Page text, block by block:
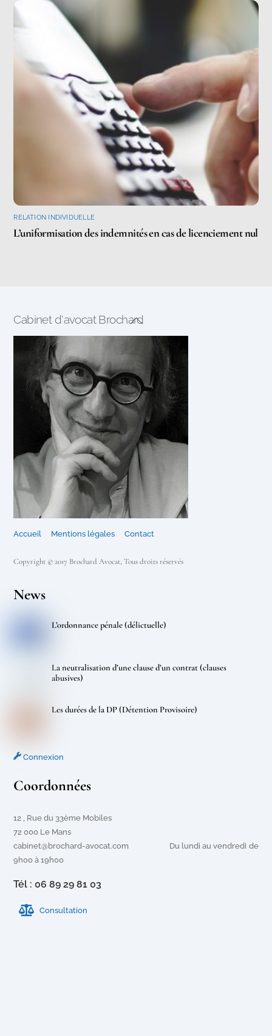
RELATION INDIVIDUELLE
L’uniformisation des indemnités en cas de licenciement nul
Back
Cabinet d'avocat Brochard
Accueil Mentions légales Contact
Copyright © 2017 Brochard Avocat, Tous droits réservés
News
L’ordonnance pénale (délictuelle)
La neutralisation d’une clause d’un contrat (clauses
abusives)
Les durées de la DP (Détention Provisoire)
Connexion
Coordonnées
12 , Rue du 33ème Mobiles
72 000 Le Mans
cabinet@brochard-avocat.com Du lundi au vendredi de
9h00 à 19h00
Tél : 06 89 29 81 03
Consultation